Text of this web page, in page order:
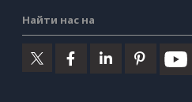
Найти нас на